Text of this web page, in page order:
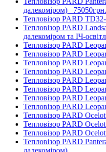
далекоміром) 75050грн.
Тепловізор PARD
Тепловізор PARD
далекоміром та ІЧ-
Тепловізор PARD
Тепловізор PARD
Тепловізор PARD
Тепловізор PARD
Тепловізор PARD
Тепловізор PARD
Тепловізор PARD
Тепловізор PARD
Тепловізор PARD
Тепловізор PARD
Тепловізор PARD
Тепловізор PARD